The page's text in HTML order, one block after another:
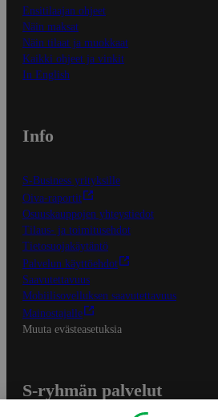
Ensitilaajan ohjeet
Näin maksat
Näin tilaat ja muokkaat
Kaikki ohjeet ja vinkit
In English
Info
S-Business yrityksille
Oiva-raportit
Osuuskauppojen yhteystiedot
Tilaus- ja toimitusehdot
Tietosuojakäytäntö
Palvelun käyttöehdot
Saavutettavuus
Mobiilisovelluksen saavutettavuus
Mainostajalle
Muuta evästeasetuksia
S-ryhmän palvelut